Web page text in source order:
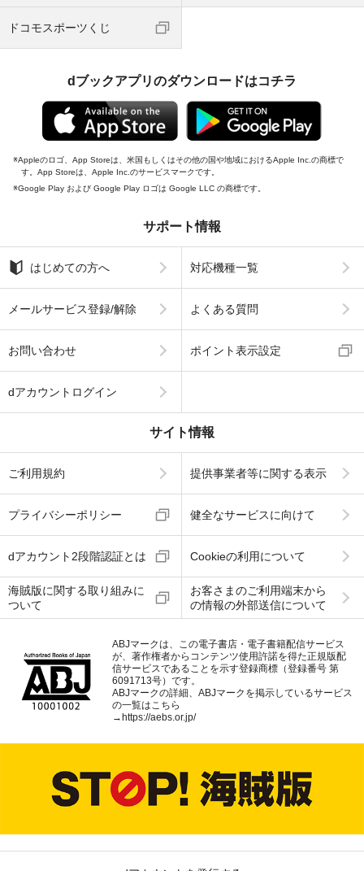
ドコモスポーツくじ
dブックアプリのダウンロードはコチラ
Appleのロゴ、App Storeは、米国もしくはその他の国や地域におけるApple Inc.の商標で
す。App Storeは、Apple Inc.のサービスマークです。
Google Play および Google Play ロゴは Google LLC の商標です。
サポート情報
はじめての方へ 対応機種一覧
メールサービス登録/解除 よくある質問
お問い合わせ ポイント表示設定
dアカウントログイン
サイト情報
ご利用規約 提供事業者等に関する表示
プライバシーポリシー 健全なサービスに向けて
dアカウント2段階認証とは Cookieの利用について
海賊版に関する取り組みに
ついて
お客さまのご利用端末から
の情報の外部送信について
ABJマークは、この電子書店・電子書籍配信サービス
が、著作権者からコンテンツ使用許諾を得た正規版配
信サービスであることを示す登録商標（登録番号 第
6091713号）です。
ABJマークの詳細、ABJマークを掲示しているサービス
の一覧はこちら
→ https://aebs.or.jp/